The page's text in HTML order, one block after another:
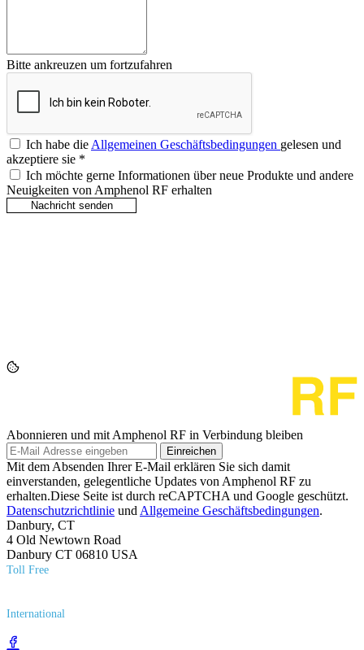
Bitte ankreuzen um fortzufahren
Ich habe dieAllgemeinen Geschäftsbedingungen gelesen und
akzeptiere sie *
Ich möchte gerne Informationen über neue Produkte und andere
Neuigkeiten von Amphenol RF erhalten
Abonnieren und mit Amphenol RF in Verbindung bleiben
Einreichen
Mit dem Absenden Ihrer E-Mail erklären Sie sich damit
einverstanden, gelegentliche Updates von Amphenol RF zu
erhalten.Diese Seite ist durch reCAPTCHA und Google geschützt.
Datenschutzrichtlinie und Allgemeine Geschäftsbedingungen.
Danbury, CT
4 Old Newtown Road
Danbury CT 06810 USA
Toll Free
International